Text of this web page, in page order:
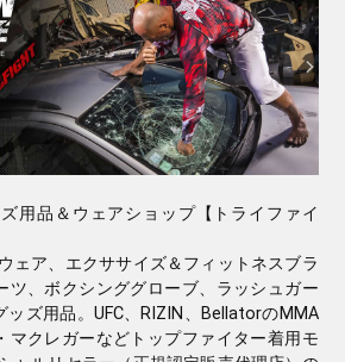
用品＆ウェアショップ【トライファイ
ェア、エクササイズ＆フィットネスブラ
ツ、ボクシンググローブ、ラッシュガー
ッズ用品。UFC、RIZIN、BellatorのMMA
マクレガーなどトップファイター着用モ